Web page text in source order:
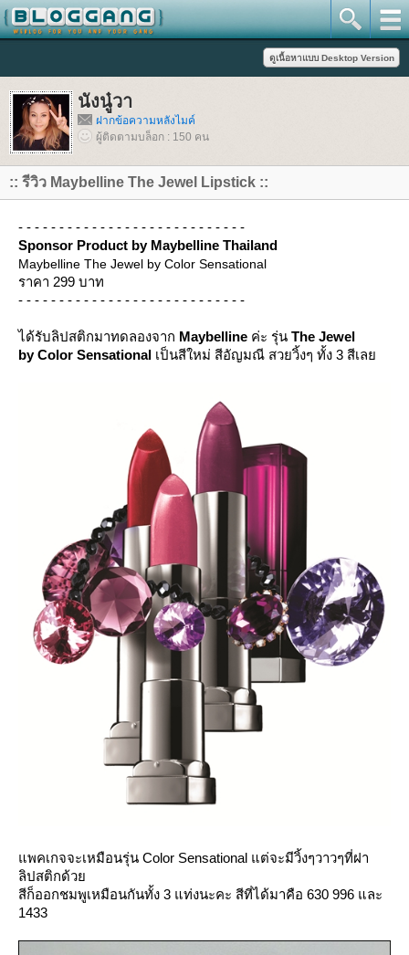
นังนู๋วา
ฝากข้อความหลังไมค์
ผู้ติดตามบล็อก : 150 คน
:: รีวิว Maybelline The Jewel Lipstick ::
- - - - - - - - - - - - - - - - - - - - - - - - - - - -
Sponsor Product by Maybelline Thailand
Maybelline The Jewel by Color Sensational
ราคา 299 บาท
- - - - - - - - - - - - - - - - - - - - - - - - - - - -
ได้รับลิปสติกมาทดลองจาก Maybelline ค่ะ รุ่น The Jewel
by Color Sensational เป็นสีใหม่ สีอัญมณี สวยวิ้งๆ ทั้ง 3 สีเล
พคเกจจะเหมือนรุ่น Color Sensational แต่จะมีวิ้งๆวาวๆที่ฝา
ลิปสติกด้ว
สีก็ออกชมพูเหมือนกันทั้ง 3 แท่งนะคะ สีที่ได้มาคือ 630 996 และ
1433